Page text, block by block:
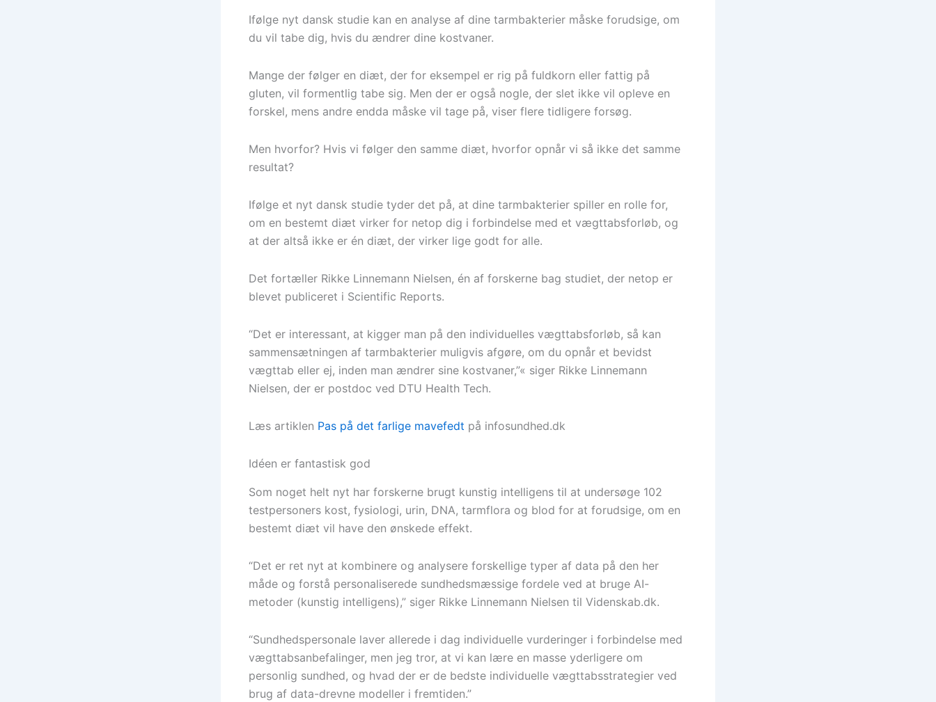
Ifølge nyt dansk studie kan en analyse af dine tarmbakterier måske forudsige, om
du vil tabe dig, hvis du ændrer dine kostvaner.
Mange der følger en diæt, der for eksempel er rig på fuldkorn eller fattig på
gluten, vil formentlig tabe sig. Men der er også nogle, der slet ikke vil opleve en
forskel, mens andre endda måske vil tage på, viser flere tidligere forsøg.
Men hvorfor? Hvis vi følger den samme diæt, hvorfor opnår vi så ikke det samme
resultat?
Ifølge et nyt dansk studie tyder det på, at dine tarmbakterier spiller en rolle for,
om en bestemt diæt virker for netop dig i forbindelse med et vægttabsforløb, og
at der altså ikke er én diæt, der virker lige godt for alle.
Det fortæller Rikke Linnemann Nielsen, én af forskerne bag studiet, der netop er
blevet publiceret i Scientific Reports.
“Det er interessant, at kigger man på den individuelles vægttabsforløb, så kan
sammensætningen af tarmbakterier muligvis afgøre, om du opnår et bevidst
vægttab eller ej, inden man ændrer sine kostvaner,”« siger Rikke Linnemann
Nielsen, der er postdoc ved DTU Health Tech.
Læs artiklen Pas på det farlige mavefedt på infosundhed.dk
Idéen er fantastisk god
Som noget helt nyt har forskerne brugt kunstig intelligens til at undersøge 102
testpersoners kost, fysiologi, urin, DNA, tarmflora og blod for at forudsige, om en
bestemt diæt vil have den ønskede effekt.
“Det er ret nyt at kombinere og analysere forskellige typer af data på den her
måde og forstå personaliserede sundhedsmæssige fordele ved at bruge AI-
metoder (kunstig intelligens),” siger Rikke Linnemann Nielsen til Videnskab.dk.
“Sundhedspersonale laver allerede i dag individuelle vurderinger i forbindelse med
vægttabsanbefalinger, men jeg tror, at vi kan lære en masse yderligere om
personlig sundhed, og hvad der er de bedste individuelle vægttabsstrategier ved
brug af data-drevne modeller i fremtiden.”